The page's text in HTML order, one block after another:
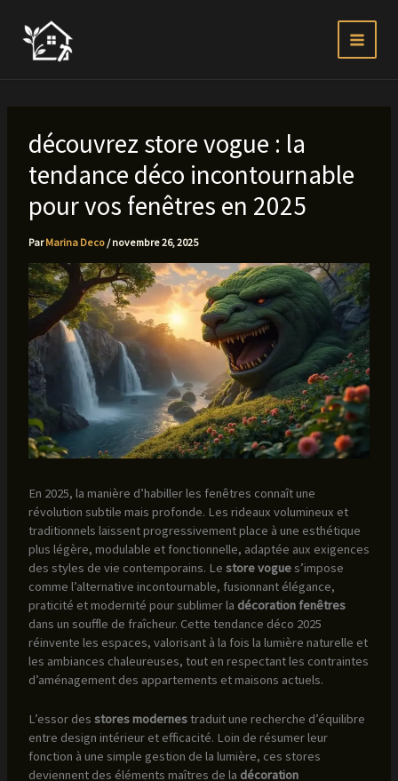
contenu
découvrez store vogue : la
tendance déco incontournable
pour vos fenêtres en 2025
ParMarina Deco /novembre 26, 2025
En 2025, la manière d’habiller les fenêtres connaît une
révolution subtile mais profonde. Les rideaux volumineux et
traditionnels laissent progressivement place à une esthétique
plus légère, modulable et fonctionnelle, adaptée aux exigences
des styles de vie contemporains. Le store vogues’impose
comme l’alternative incontournable, fusionnant élégance,
praticité et modernité pour sublimer la décoration fenêtres
dans un souffle de fraîcheur. Cette tendance déco 2025
réinvente les espaces, valorisant à la fois la lumière naturelle et
les ambiances chaleureuses, tout en respectant les contraintes
d’aménagement des appartements et maisons actuels.
L’essor des stores modernestraduit une recherche d’équilibre
entre design intérieur et efficacité. Loin de résumer leur
fonction à une simple gestion de la lumière, ces stores
deviennent des éléments maîtres de la décoration